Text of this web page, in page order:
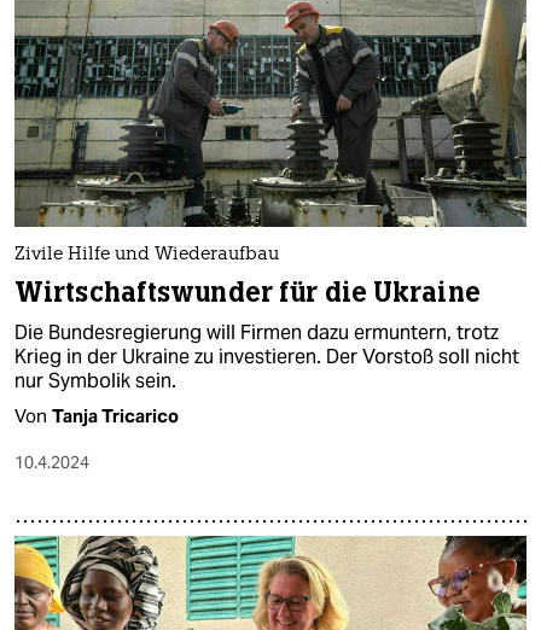
Zivile Hilfe und Wiederaufbau
Wirtschaftswunder für die Ukraine
Die Bundesregierung will Firmen dazu ermuntern, trotz
Krieg in der Ukraine zu investieren. Der Vorstoß soll nicht
nur Symbolik sein.
Von Tanja Tricarico
10.4.2024